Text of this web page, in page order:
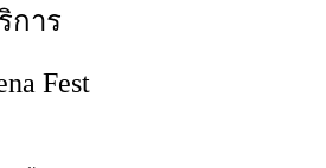
การ
Fest